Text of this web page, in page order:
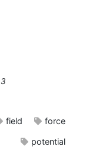
field force
potential